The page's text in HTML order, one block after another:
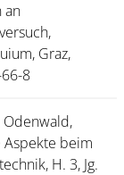
an
Graz,
8
Odenwald,
beim
H. 3, Jg.